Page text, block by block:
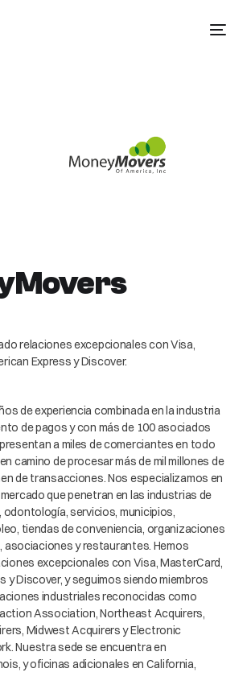
relaciones excepcionales con Visa,
Express y Discover.
de experiencia combinada en la industria
de pagos y con más de 100 asociados
a miles de comerciantes en todo
camino de procesar más de mil millones de
de transacciones. Nos especializamos en
que penetran en las industrias de
odontología, servicios, municipios,
tiendas de conveniencia, organizaciones
asociaciones y restaurantes. Hemos
excepcionales con Visa, MasterCard,
y Discover, y seguimos siendo miembros
industriales reconocidas como
Association, Northeast Acquirers,
Midwest Acquirers y Electronic
Nuestra sede se encuentra en
y oficinas adicionales en California,